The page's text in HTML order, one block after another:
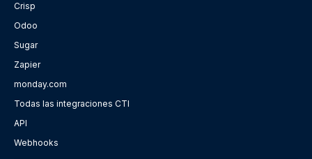
Crisp
Odoo
Sugar
Zapier
monday.com
Todas las integraciones CTI
API
Webhooks